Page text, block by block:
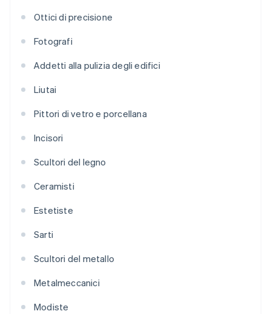
Ottici di precisione
Fotografi
Addetti alla pulizia degli edifici
Liutai
Pittori di vetro e porcellana
Incisori
Scultori del legno
Ceramisti
Estetiste
Sarti
Scultori del metallo
Metalmeccanici
Modiste